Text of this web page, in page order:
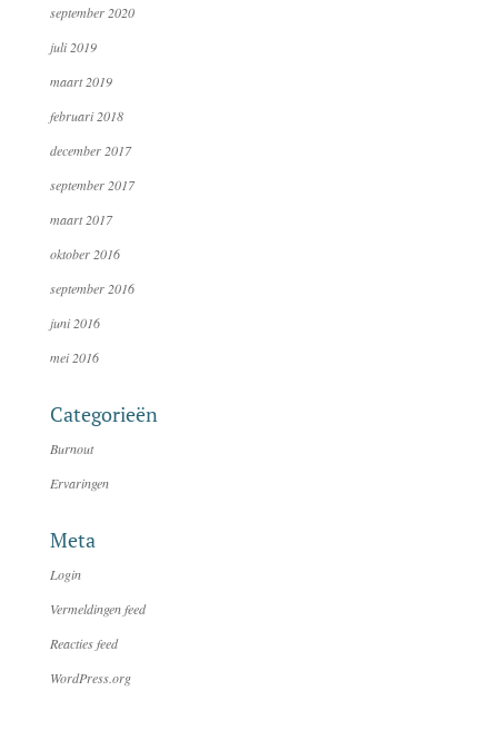
september 2020
juli 2019
maart 2019
februari 2018
december 2017
september 2017
maart 2017
oktober 2016
september 2016
juni 2016
mei 2016
Categorieën
Burnout
Ervaringen
Meta
Login
Vermeldingen feed
Reacties feed
WordPress.org